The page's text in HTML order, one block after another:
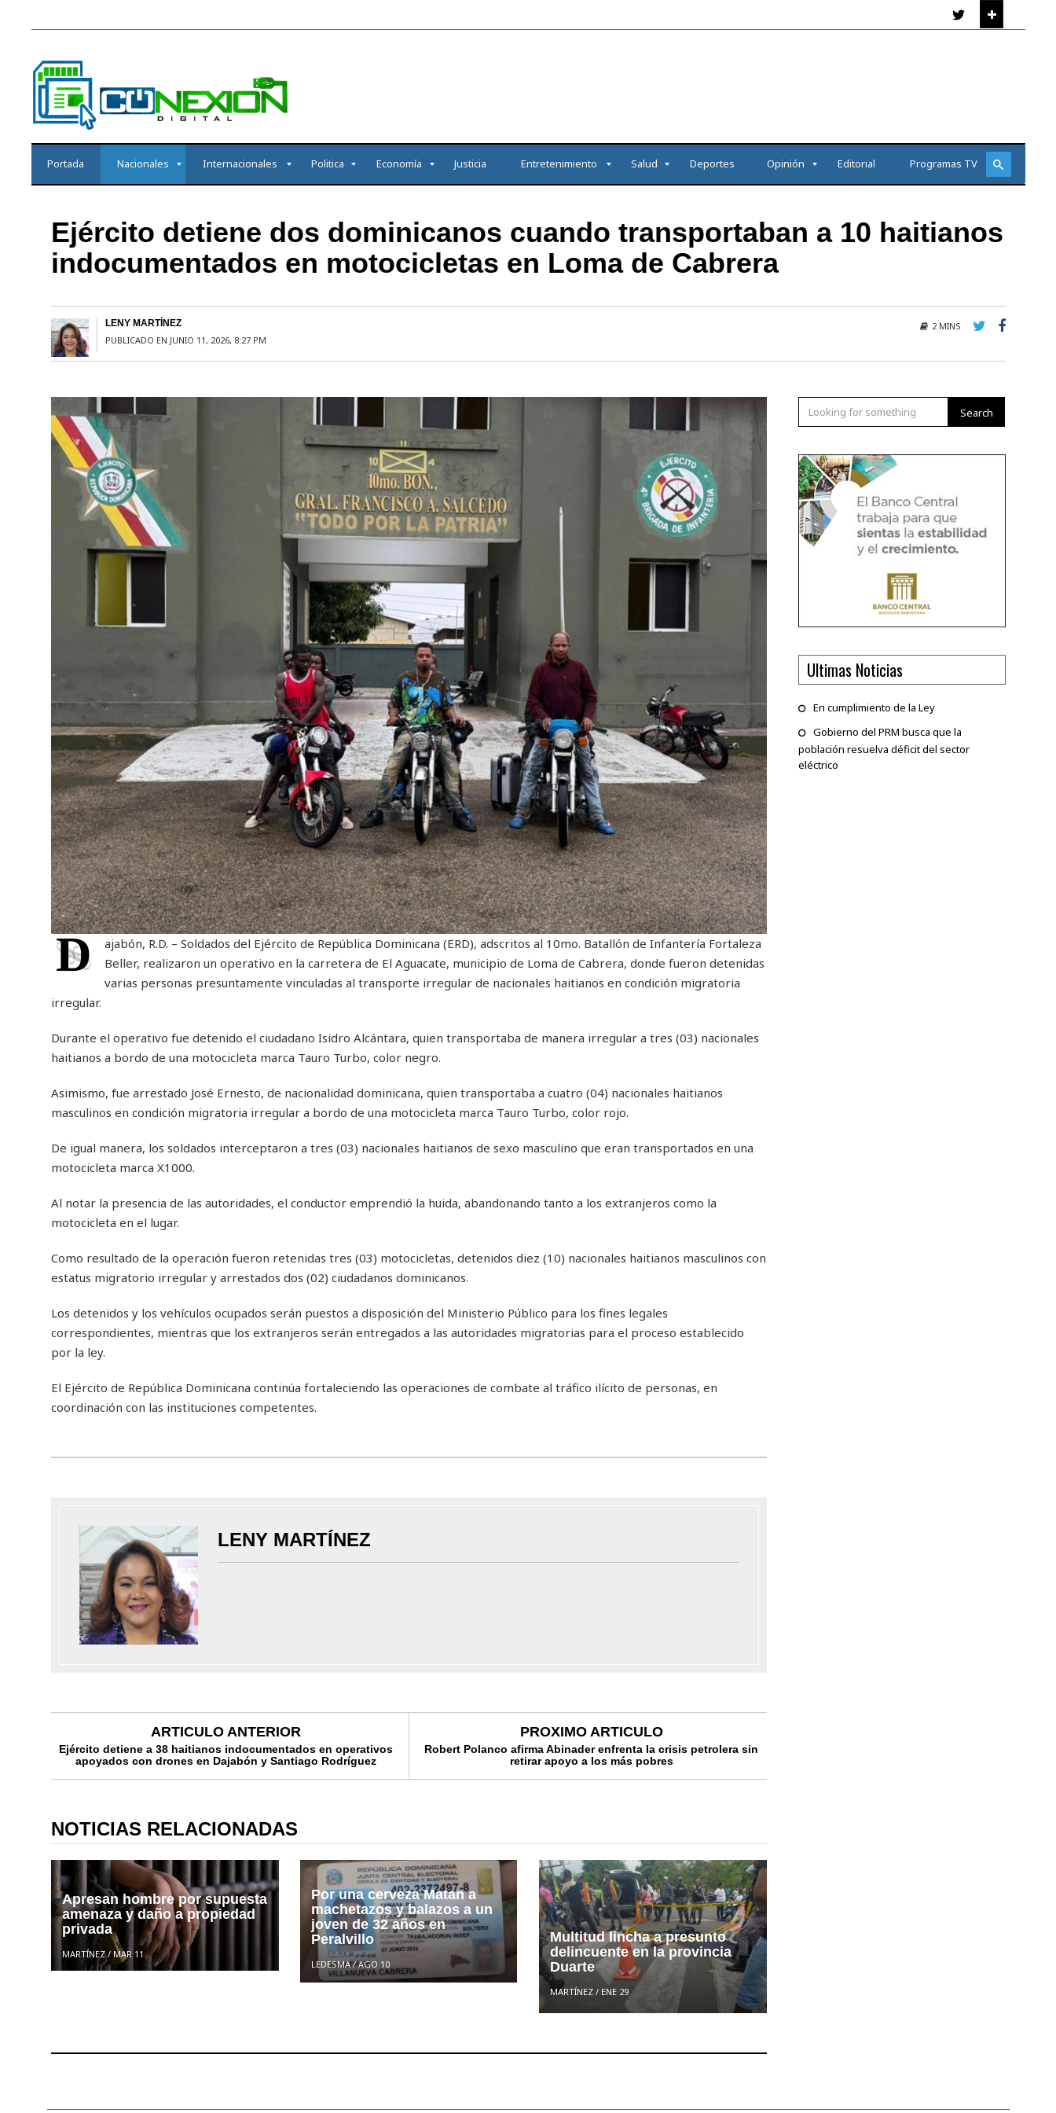
Portada Nacionales Internacionales Politica Economía Justicia Entretenimiento Salud Deportes Opinión Editorial Programas TV
Ejército detiene dos dominicanos cuando transportaban a 10 haitianos
indocumentados en motocicletas en Loma de Cabrera
LENY MARTÍNEZ
PUBLICADO EN JUNIO 11, 2026, 8:27 PM
2 MINS
D
ajabón, R.D. – Soldados del Ejército de República Dominicana (ERD), adscritos al 10mo. Batallón de Infantería Fortaleza
Beller, realizaron un operativo en la carretera de El Aguacate, municipio de Loma de Cabrera, donde fueron detenidas
varias personas presuntamente vinculadas al transporte irregular de nacionales haitianos en condición migratoria
irregular.
Durante el operativo fue detenido el ciudadano Isidro Alcántara, quien transportaba de manera irregular a tres (03) nacionales
haitianos a bordo de una motocicleta marca Tauro Turbo, color negro.
Asimismo, fue arrestado José Ernesto, de nacionalidad dominicana, quien transportaba a cuatro (04) nacionales haitianos
masculinos en condición migratoria irregular a bordo de una motocicleta marca Tauro Turbo, color rojo.
De igual manera, los soldados interceptaron a tres (03) nacionales haitianos de sexo masculino que eran transportados en una
motocicleta marca X1000.
Al notar la presencia de las autoridades, el conductor emprendió la huida, abandonando tanto a los extranjeros como la
motocicleta en el lugar.
Como resultado de la operación fueron retenidas tres (03) motocicletas, detenidos diez (10) nacionales haitianos masculinos con
estatus migratorio irregular y arrestados dos (02) ciudadanos dominicanos.
Los detenidos y los vehículos ocupados serán puestos a disposición del Ministerio Público para los fines legales
correspondientes, mientras que los extranjeros serán entregados a las autoridades migratorias para el proceso establecido
por la ley.
El Ejército de República Dominicana continúa fortaleciendo las operaciones de combate al tráfico ilícito de personas, en
coordinación con las instituciones competentes.
LENY MARTÍNEZ
ARTICULO ANTERIOR
Ejército detiene a 38 haitianos indocumentados en operativos
apoyados con drones en Dajabón y Santiago Rodríguez
PROXIMO ARTICULO
Robert Polanco afirma Abinader enfrenta la crisis petrolera sin
retirar apoyo a los más pobres
NOTICIAS RELACIONADAS
Apresan hombre por supuesta
amenaza y daño a propiedad
privada
MARTÍNEZ/ MAR 11
Por una cerveza Matan a
machetazos y balazos a un
joven de 32 años en
Peralvillo
LEDESMA/AGO 10
Multitud lincha a presunto
delincuente en la provincia
Duarte
MARTÍNEZ / ENE 29
Search
Ultimas Noticias
En cumplimiento de la Ley
Gobierno del PRM busca que la
población resuelva déficit del sector
eléctrico